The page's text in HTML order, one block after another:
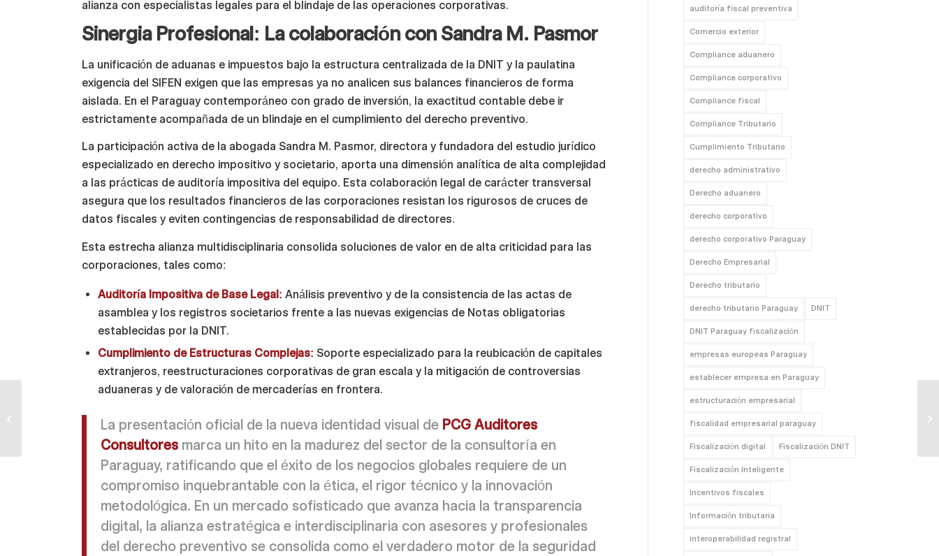
alianza con especialistas legales para el blindaje de las operaciones corporativas.
Sinergia Profesional: La colaboración con Sandra M. Pasmor
La unificación de aduanas e impuestos bajo la estructura centralizada de la DNIT y la paulatina
exigencia del SIFEN exigen que las empresas ya no analicen sus balances financieros de forma
aislada. En el Paraguay contemporáneo con grado de inversión, la exactitud contable debe ir
estrictamente acompañada de un blindaje en el cumplimiento del derecho preventivo.
La participación activa de la abogada Sandra M. Pasmor, directora y fundadora del estudio jurídico
especializado en derecho impositivo y societario, aporta una dimensión analítica de alta complejidad
a las prácticas de auditoría impositiva del equipo. Esta colaboración legal de carácter transversal
asegura que los resultados financieros de las corporaciones resistan los rigurosos de cruces de
datos fiscales y eviten contingencias de responsabilidad de directores.
Esta estrecha alianza multidisciplinaria consolida soluciones de valor en de alta criticidad para las
corporaciones, tales como:
Auditoría Impositiva de Base Legal: Análisis preventivo y de la consistencia de las actas de
asamblea y los registros societarios frente a las nuevas exigencias de Notas obligatorias
establecidas por la DNIT.
Cumplimiento de Estructuras Complejas: Soporte especializado para la reubicación de capitales
extranjeros, reestructuraciones corporativas de gran escala y la mitigación de controversias
aduaneras y de valoración de mercaderías en frontera.
La presentación oficial de la nueva identidad visual de PCG Auditores
Consultores marca un hito en la madurez del sector de la consultoría en
Paraguay, ratificando que el éxito de los negocios globales requiere de un
compromiso inquebrantable con la ética, el rigor técnico y la innovación
metodológica. En un mercado sofisticado que avanza hacia la transparencia
digital, la alianza estratégica e interdisciplinaria con asesores y profesionales
del derecho preventivo se consolida como el verdadero motor de la seguridad
auditoría fiscal preventiva
Comercio exterior
Compliance aduanero
Compliance corporativo
Compliance fiscal
Compliance Tributario
Cumplimiento Tributario
derecho administrativo
Derecho aduanero
derecho corporativo
derecho corporativo Paraguay
Derecho Empresarial
Derecho tributario
derecho tributario Paraguay DNIT
DNIT Paraguay fiscalización
empresas europeas Paraguay
establecer empresa en Paraguay
estructuración empresarial
fiscalidad empresarial paraguay
Fiscalización digital Fiscalización DNIT
Fiscalización Inteligente
Incentivos fiscales
Información tributaria
interoperabilidad registral
Pass (Resolución MIC